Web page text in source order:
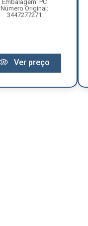
Embalagem: PC
Número Original:
3447277271
Ver preço